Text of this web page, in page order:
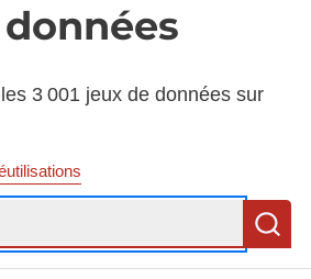
3 001 jeux de données sur